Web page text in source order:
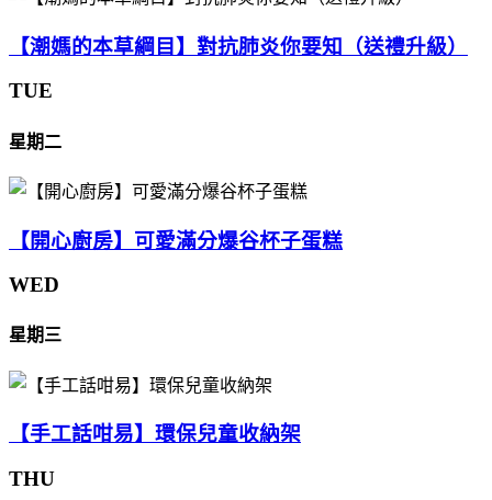
【潮媽的本草綱目】對抗肺炎你要知（送禮升級）
TUE
星期二
【開心廚房】可愛滿分爆谷杯子蛋糕
WED
星期三
【手工話咁易】環保兒童收納架
THU